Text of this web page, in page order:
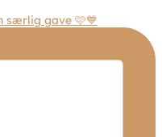
særlig gave 🩷💙